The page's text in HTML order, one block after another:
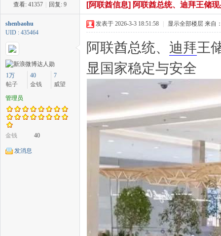
中
查看: 41357 回复: 9 [阿联酋信息] 阿联酋总统、迪拜王储
shenbaohu
UID : 435464
1万
帖子
40
金钱
7
威望
管理员
金钱 40
发消息
发表于 2026-3-3 18:51:58 显示全部楼层 来自
阿联酋总统、 迪拜王
显国家稳定与安全